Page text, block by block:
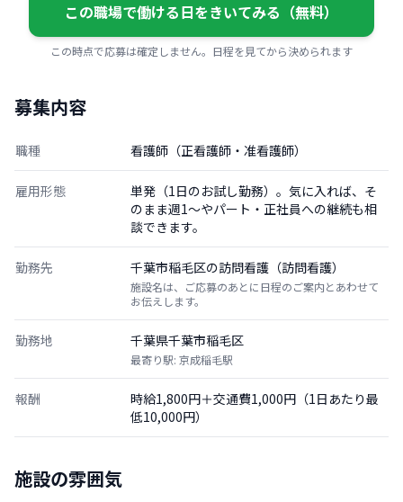
この職場で働ける日をきいてみる（無料）
この時点で応募は確定しません。日程を見てから決められます
募集内容
職種 看護師（正看護師・准看護師）
雇用形態
単発（1日のお試し勤務）。気に入れば、そ
のまま週1〜やパート・正社員への継続も相
談できます。
勤務先 千葉市稲毛区の訪問看護（訪問看護）
施設名は、ご応募のあとに日程のご案内とあわせて
お伝えします。
勤務地 千葉県千葉市稲毛区
最寄り駅: 京成稲毛駅
報酬
時給1,800円＋交通費1,000円（1日あたり最
低10,000円）
施設の雰囲気